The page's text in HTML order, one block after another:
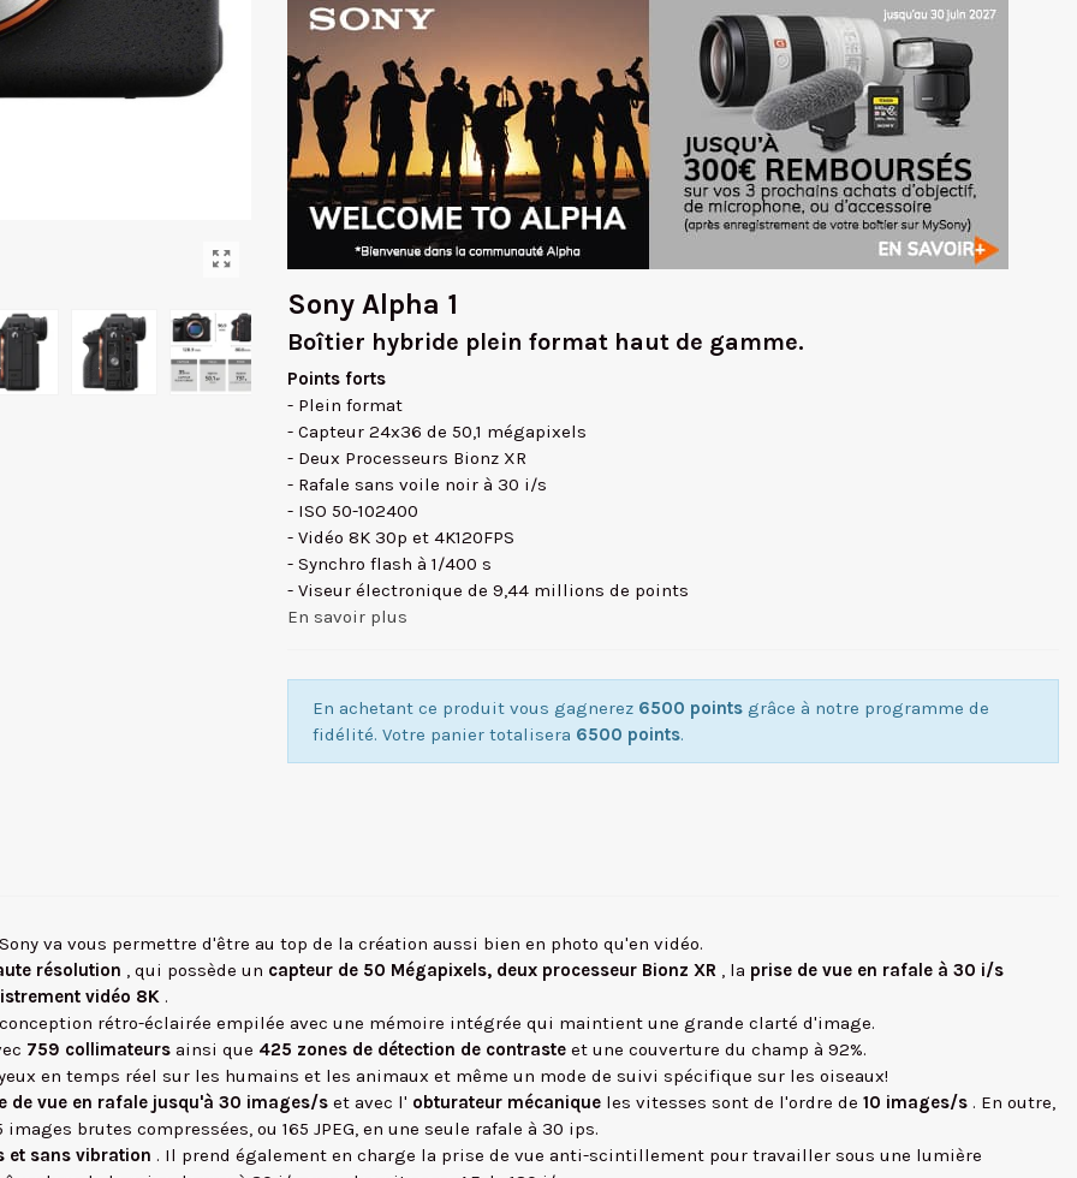
Sony Alpha 1
Boîtier hybride plein format haut de gamme.
Points forts
- Plein format
- Capteur 24x36 de 50,1 mégapixels
- Deux Processeurs Bionz XR
- Rafale sans voile noir à 30 i/s
- ISO 50-102400
- Vidéo 8K 30p et 4K120FPS
- Synchro flash à 1/400 s
- Viseur électronique de 9,44 millions de points
En savoir plus
En achetant ce produit vous gagnerez 6500 points grâce à notre programme de
fidélité. Votre panier totalisera 6500 points.
va vous permettre d'être au top de la création aussi bien en photo qu'en vidéo.
résolution , qui possède un capteur de 50 Mégapixels, deux processeur Bionz XR , la prise de vue en rafale à 30 i/s
vidéo 8K .
rétro-éclairée empilée avec une mémoire intégrée qui maintient une grande clarté d'image.
759 collimateurs ainsi que 425 zones de détection de contraste et une couverture du champ à 92%.
en temps réel sur les humains et les animaux et même un mode de suivi spécifique sur les oiseaux!
de vue en rafale jusqu'à 30 images/s et avec l' obturateur mécanique les vitesses sont de l'ordre de 10 images/s . En outre,
brutes compressées, ou 165 JPEG, en une seule rafale à 30 ips.
et sans vibration . Il prend également en charge la prise de vue anti-scintillement pour travailler sous une lumière